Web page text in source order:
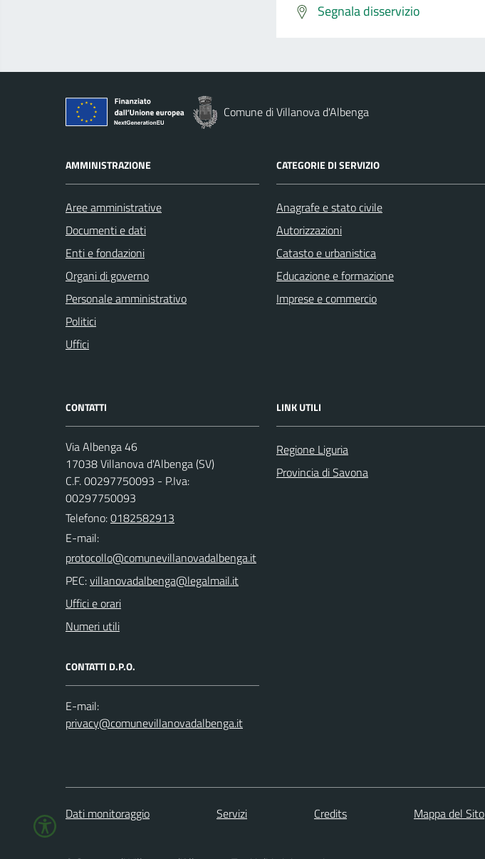
Segnala disservizio
Comune di Villanova d'Albenga
AMMINISTRAZIONE
Aree amministrative
Documenti e dati
Enti e fondazioni
Organi di governo
Personale amministrativo
Politici
Uffici
CATEGORIE DI SERVIZIO
Anagrafe e stato civile
Autorizzazioni
Catasto e urbanistica
Educazione e formazione
Imprese e commercio
CONTATTI
Via Albenga 46
17038 Villanova d'Albenga (SV)
C.F. 00297750093 - P.Iva:
00297750093
Telefono:0182582913
E-mail:
PEC:
Uffici e orari
Numeri utili
CONTATTI D.P.O.
E-mail:
LINK UTILI
Regione Liguria
Provincia di Savona
Dati monitoraggio Servizi Credits Mappa del Sito